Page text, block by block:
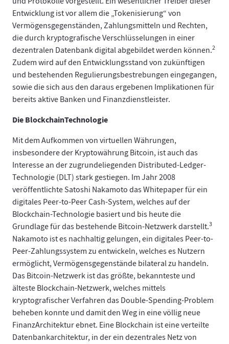
Entwicklung ist vor allem die „Tokenisierung“ von
Vermögensgegenständen, Zahlungsmitteln und Rechten,
die durch kryptografische Verschlüsselungen in einer
dezentralen Datenbank digital abgebildet werden können.2
Zudem wird auf den Entwicklungsstand von zukünftigen
und bestehenden Regulierungsbestrebungen eingegangen,
sowie die sich aus den daraus ergebenen Implikationen für
bereits aktive Banken und Finanzdienstleister.
Die BlockchainTechnologie
Mit dem Aufkommen von virtuellen Währungen,
insbesondere der Kryptowährung Bitcoin, ist auch das
Interesse an der zugrundeliegenden Distributed-Ledger-
Technologie (DLT) stark gestiegen. Im Jahr 2008
veröffentlichte Satoshi Nakamoto das Whitepaper für ein
digitales Peer-to-Peer Cash-System, welches auf der
Blockchain-Technologie basiert und bis heute die
Grundlage für das bestehende Bitcoin-Netzwerk darstellt.3
Nakamoto ist es nachhaltig gelungen, ein digitales Peer-to-
Peer-Zahlungssystem zu entwickeln, welches es Nutzern
ermöglicht, Vermögensgegenstände bilateral zu handeln.
Das Bitcoin-Netzwerk ist das größte, bekannteste und
älteste Blockchain-Netzwerk, welches mittels
kryptografischer Verfahren das Double-Spending-Problem
beheben konnte und damit den Weg in eine völlig neue
FinanzArchitektur ebnet. Eine Blockchain ist eine verteilte
Datenbankarchitektur, in der ein dezentrales Netz von